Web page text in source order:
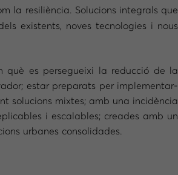
la resiliència. Solucions integrals que
existents, noves tecnologies i nous
què es persegueixi la reducció de la
estar preparats per implementar-
solucions mixtes; amb una incidència
i escalables; creades amb un
urbanes consolidades.